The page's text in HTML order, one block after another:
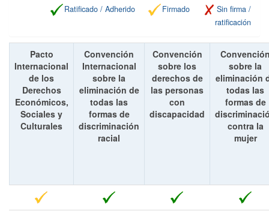
Ratificado / Adherido Firmado
Sin firma /
ratificación
Pacto
Internacional
de los
Derechos
Económicos,
Sociales y
Culturales
Convención
Internacional
sobre la
eliminación de
todas las
formas de
discriminación
racial
Convención
sobre los
derechos de
las personas
con
discapacidad
sobre la
eliminación
todas las
formas de
contra la
mujer